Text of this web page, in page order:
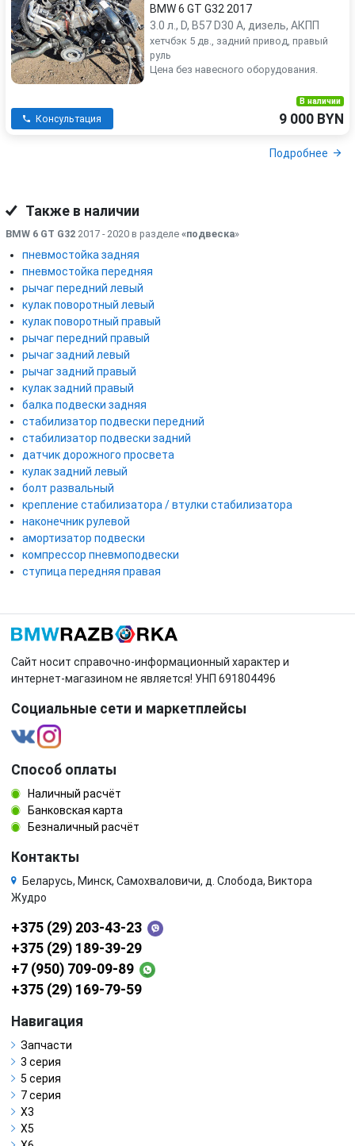
BMW 6 GT G32 2017
3.0 л., D, B57 D30 A, дизель, АКПП
хетчбэк 5 дв., задний привод, правый
руль
Цена без навесного оборудования.
Консультация
В наличии
9 000 BYN
Подробнее
Также в наличии
BMW 6 GT G32 2017 - 2020 в разделе «подвеска»
пневмостойка задняя
пневмостойка передняя
рычаг передний левый
кулак поворотный левый
кулак поворотный правый
рычаг передний правый
рычаг задний левый
рычаг задний правый
кулак задний правый
балка подвески задняя
стабилизатор подвески передний
стабилизатор подвески задний
датчик дорожного просвета
кулак задний левый
болт развальный
крепление стабилизатора / втулки стабилизатора
наконечник рулевой
амортизатор подвески
компрессор пневмоподвески
ступица передняя правая
Сайт носит справочно-информационный характер и
интернет-магазином не является! УНП 691804496
Социальные сети и маркетплейсы
Способ оплаты
Наличный расчёт
Банковская карта
Безналичный расчёт
Контакты
Беларусь, Минск, Самохваловичи, д. Слобода, Виктора
Жудро
+375 (29) 203-43-23
+375 (29) 189-39-29
+7 (950) 709-09-89
+375 (29) 169-79-59
Навигация
Запчасти
3 серия
5 серия
7 серия
X3
X5